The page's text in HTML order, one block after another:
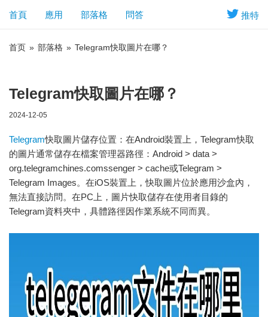
推特
首頁 應用 部落格 問答
首页 » 部落格 » Telegram快取圖片在哪？
Telegram快取圖片在哪？
2024-12-05
Telegram快取圖片儲存位置：在Android裝置上，Telegram快取
的圖片通常儲存在檔案管理器路徑：Android > data >
org.telegramchines.comssenger > cache或Telegram >
Telegram Images。在iOS裝置上，快取圖片位於應用沙盒內，
無法直接訪問。在PC上，圖片快取儲存在使用者目錄的
Telegram資料夾中，具體路徑因作業系統不同而異。